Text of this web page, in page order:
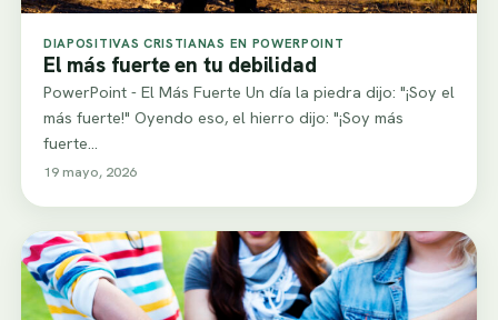
DIAPOSITIVAS CRISTIANAS EN POWERPOINT
El más fuerte en tu debilidad
PowerPoint - El Más Fuerte Un día la piedra dijo: "¡Soy el
más fuerte!" Oyendo eso, el hierro dijo: "¡Soy más
fuerte…
19 mayo, 2026